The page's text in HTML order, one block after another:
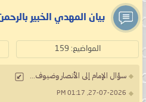
بيان المهدي الخبير
المواضيع: 159
سؤال الإمام إلى الأنصار وضيوف...
27-07-2026, 01:17 PM